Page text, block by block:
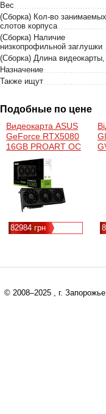
Вес
(Сборка) Кол-во занимаемых
слотов корпуса
(Сборка) Наличие
низкопрофильной заглушки
(Сборка) Длина
Назначение
Также ищут
Подобные по цене
Видеокарта ASUS
GeForce RTX5080
16GB PROART OC
(PROART-
RTX5080-O16G)
82984 грн
© 2008–2025 , г.